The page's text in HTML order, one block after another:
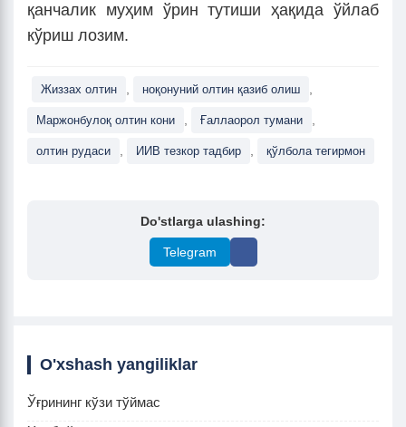
қанчалик муҳим ўрин тутиши ҳақида ўйлаб
кўриш лозим.
Жиззах олтин , ноқонуний олтин қазиб олиш ,
Маржонбулоқ олтин кони , Ғаллаорол тумани ,
олтин рудаси , ИИВ тезкор тадбир , қўлбола тегирмон
Do'stlarga ulashing:
Telegram
O'xshash yangiliklar
Ўғрининг кўзи тўймас